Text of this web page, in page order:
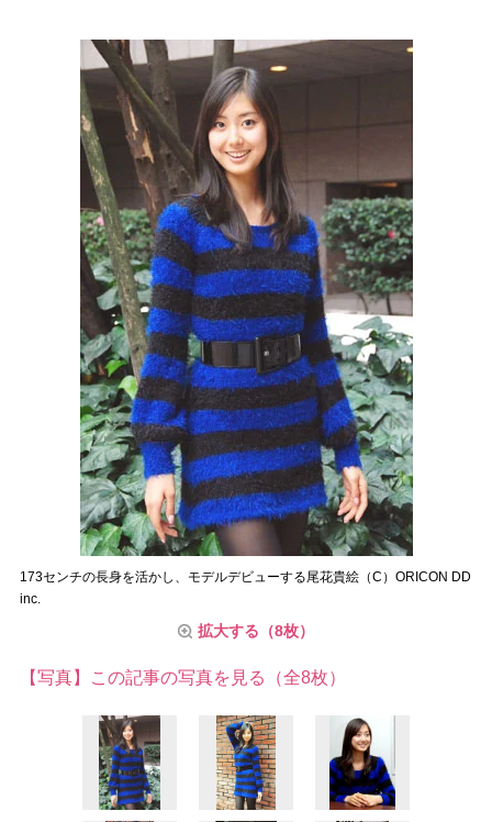
173センチの長身を活かし、モデルデビューする尾花貴絵（C）ORICON DD
inc.
拡大する（8枚）
【写真】この記事の写真を見る（全8枚）